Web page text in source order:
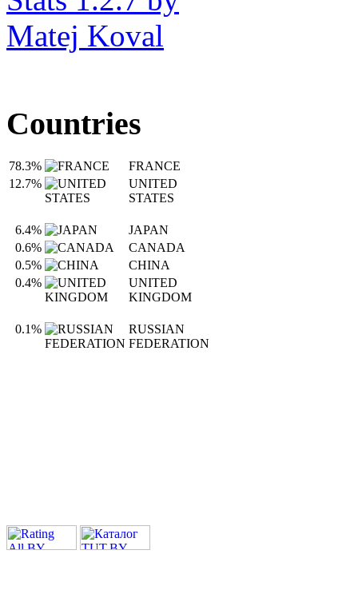
Countries
78.3%
FRANCE
12.7%
UNITED
STATES
6.4%
JAPAN
0.6%
CANADA
0.5%
CHINA
0.4%
UNITED
KINGDOM
0.1%
RUSSIAN
FEDERATION